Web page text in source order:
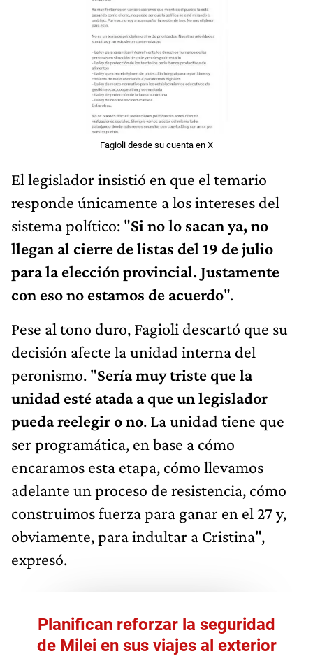
Fagioli desde su cuenta en X
El legislador insistió en que el temario
responde únicamente a los intereses del
sistema político: "Si no lo sacan ya, no
llegan al cierre de listas del 19 de julio
para la elección provincial. Justamente
con eso no estamos de acuerdo".
Pese al tono duro, Fagioli descartó que su
decisión afecte la unidad interna del
peronismo. "Sería muy triste que la
unidad esté atada a que un legislador
pueda reelegir o no. La unidad tiene que
ser programática, en base a cómo
encaramos esta etapa, cómo llevamos
adelante un proceso de resistencia, cómo
construimos fuerza para ganar en el 27 y,
obviamente, para indultar a Cristina",
expresó.
Planifican reforzar la seguridad
de Milei en sus viajes al exterior